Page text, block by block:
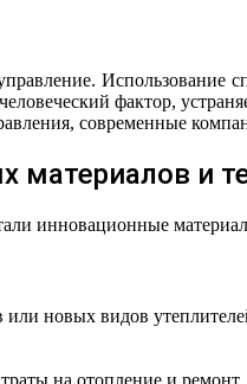
Использование
фактор,
современные
материалов и
инновационные
новых видов
на отопление и ремонт.